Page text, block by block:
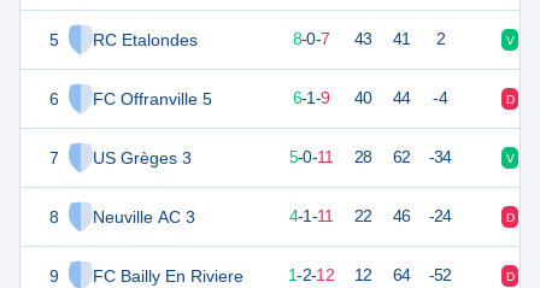
5 RC Etalondes
6 FC Offranville 5
7 US Grèges 3
8 Neuville AC 3
9 FC Bailly En Riviere
8-0-7 43 41 2 V
35 6-1-9 40 44 -4 D
5-0-11 28 62 -34 V
4-1-11 22 46 -24 D
19 1-2-12 12 64 -52 D